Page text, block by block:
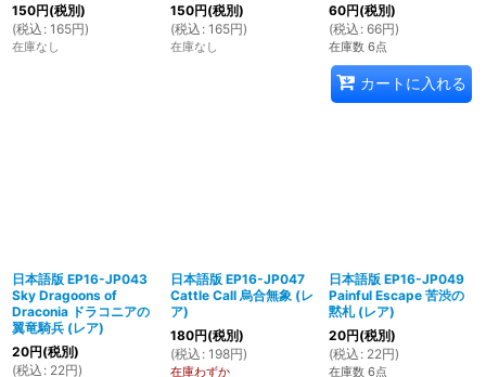
150円(税別)
(税込 : 165円)
在庫なし
150円(税別)
(税込 : 165円)
在庫なし
60円(税別)
(税込 : 66円)
在庫数 6点
カートに入れる
日本語版 EP16-JP043
Sky Dragoons of
Draconia ドラコニアの
翼竜騎兵 (レア)
20円(税別)
(税込 : 22円)
日本語版 EP16-JP047
Cattle Call 烏合無象 (レ
ア)
180円(税別)
(税込 : 198円)
在庫わずか
日本語版 EP16-JP049
Painful Escape 苦渋の
黙札 (レア)
20円(税別)
(税込 : 22円)
在庫数 6点